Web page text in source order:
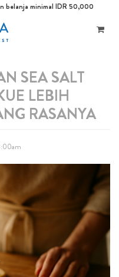
belanja minimal IDR 50,000
SEA SALT
LEBIH
RASANYA